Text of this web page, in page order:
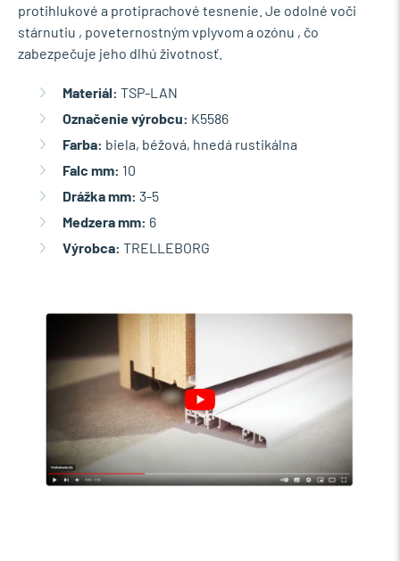
protihlukové a protiprachové tesnenie. Je odolné voči
stárnutiu , poveternostným vplyvom a ozónu , čo
zabezpečuje jeho dlhú životnosť.
Materiál: TSP-LAN
Označenie výrobcu: K5586
Farba: biela, béžová, hnedá rustikálna
Falc mm: 10
Drážka mm: 3-5
Medzera mm: 6
Výrobca: TRELLEBORG